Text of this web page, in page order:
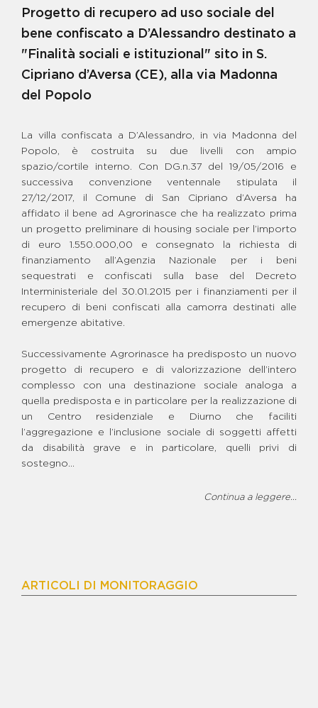
SANDOKAN - TERRENI LOC.
FERRANDELLE
BENE G. MIRRA E FRANCESCO
SCHIAVONE - CENTRO DI
AGRICOLTURA SOC.
BENE GIOVANNI GAROFALO
BENE MARANO - CENTRO
CENTRO DON MILANI
BENE MICHELE ZAGARIA
BENE PASQUALE SPIERTO -
GRUPPO DI CONVIVENZA E
CENTRO GIOVANILE
SPAZIO GIOVANI E FAMIGLIE
BENE S. P. SCHIAVONE E F.
SCHIAVONE - FATTORIA
INTEGRA
BENE SCHIAVONE - CENTRO
BENE SCHIAVONE FRANCESCO
“CICCIARIELLO”-CAMPO DI
CALCETTO
PAOLO
BENE STATUTO RODOLFO -
PARCO DELLA LEGALITÀ
BENE STEFANO RECCIA -
MEDIATECA E LUDOTECA
BENE TAVOLETTA - CAFFE'
LETTERARIO E BIBLIOTECA
BENE VARGAS
BENE VENOSA - CENTRO
ISOLA ECOLOGICA
BENE VINCENZO ZAGARIA -
Progetto di recupero ad uso sociale del
bene confiscato a D’Alessandro destinato a
"Finalità sociali e istituzional" sito in S.
Cipriano d’Aversa (CE), alla via Madonna
del Popolo
La villa confiscata a D’Alessandro, in via Madonna del
Popolo, è costruita su due livelli con ampio
spazio/cortile interno. Con DG.n.37 del 19/05/2016 e
successiva convenzione ventennale stipulata il
27/12/2017, il Comune di San Cipriano d’Aversa ha
affidato il bene ad Agrorinasce che ha realizzato prima
un progetto preliminare di housing sociale per l’importo
di euro 1.550.000,00 e consegnato la richiesta di
finanziamento all’Agenzia Nazionale per i beni
sequestrati e confiscati sulla base del Decreto
Interministeriale del 30.01.2015 per i finanziamenti per il
recupero di beni confiscati alla camorra destinati alle
emergenze abitative.
Successivamente Agrorinasce ha predisposto un nuovo
progetto di recupero e di valorizzazione dell’intero
complesso con una destinazione sociale analoga a
quella predisposta e in particolare per la realizzazione di
un Centro residenziale e Diurno che faciliti
l’aggregazione e l’inclusione sociale di soggetti affetti
da disabilità grave e in particolare, quelli privi di
sostegno...
Continua a leggere...
ARTICOLI DI MONITORAGGIO